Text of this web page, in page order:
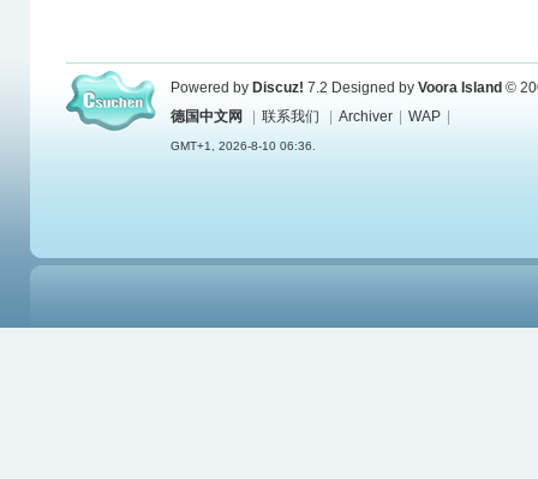
Powered by Discuz! 7.2 Designed by Voora Island ©
德国中文网
联系我们 Archiver WAP
GMT+1, 2026-8-10 06:36.